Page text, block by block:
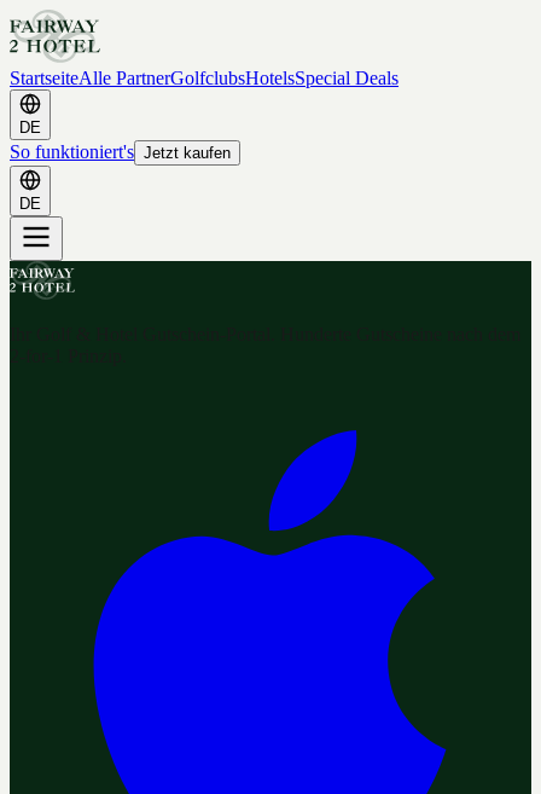
StartseiteAlle PartnerGolfclubsHotelsSpecial Deals
DE
So funktioniert's Jetzt kaufen
DE